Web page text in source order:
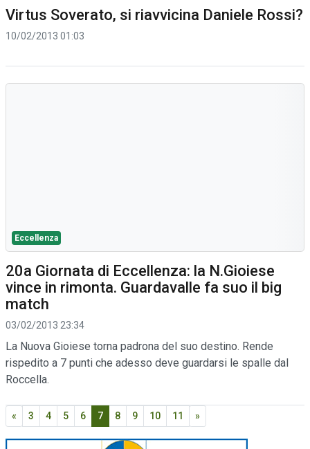
Virtus Soverato, si riavvicina Daniele Rossi?
10/02/2013 01:03
Eccellenza
20a Giornata di Eccellenza: la N.Gioiese
vince in rimonta. Guardavalle fa suo il big
match
03/02/2013 23:34
La Nuova Gioiese torna padrona del suo destino. Rende
rispedito a 7 punti che adesso deve guardarsi le spalle dal
Roccella.
« 3 4 5 6 7 8 9 10 11 »